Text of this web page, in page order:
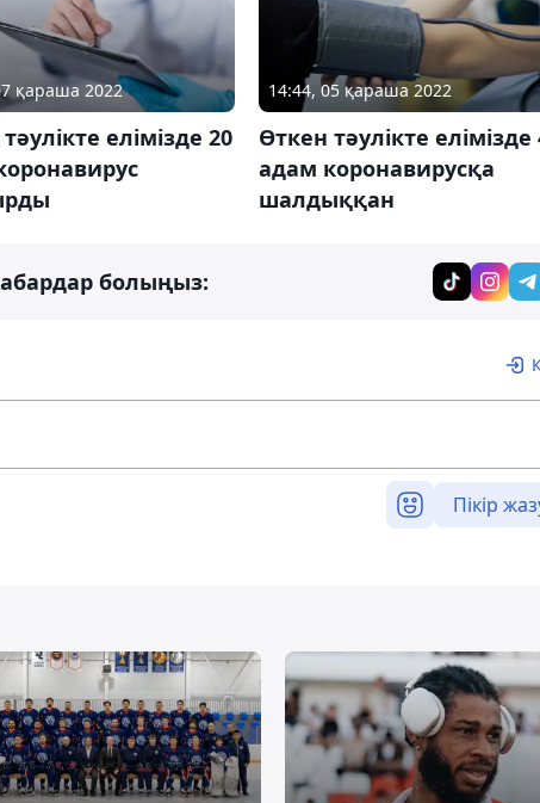
қараша 2022
елімізде 20
14:44, 05 қараша 2022
Өткен тәулікте елімізде
адам коронавирусқа
шалдыққан
болыңыз:
Пікір